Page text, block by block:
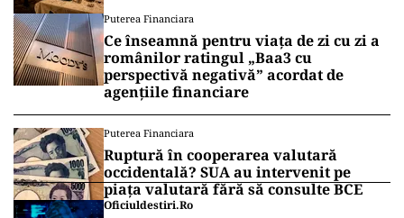
Puterea Financiara
Ce înseamnă pentru viața de zi cu zi a
românilor ratingul „Baa3 cu
perspectivă negativă” acordat de
agențiile financiare
Puterea Financiara
Ruptură în cooperarea valutară
occidentală? SUA au intervenit pe
piața valutară fără să consulte BCE
Oficiuldestiri.ro